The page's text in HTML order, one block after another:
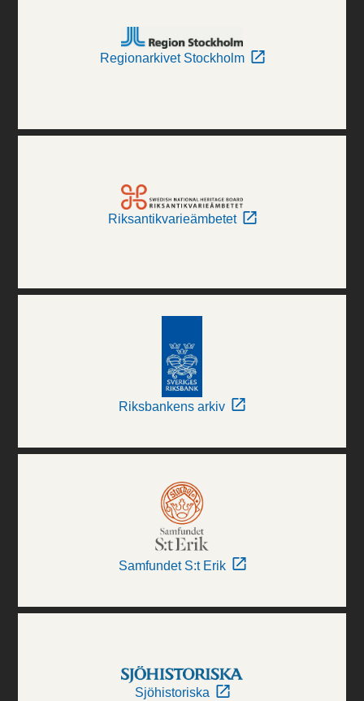
Regionarkivet Stockholm
Riksantikvarieämbetet
Riksbankens arkiv
Samfundet S:t Erik
Sjöhistoriska